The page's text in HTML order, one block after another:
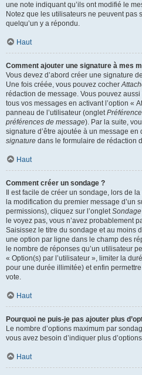
une note indiquant qu’ils ont modifié le
Notez que les utilisateurs ne peuvent pas
quelqu’un y a répondu.
Haut
Comment ajouter une signature à mes
Vous devez d’abord créer une signature
Une fois créée, vous pouvez cocher
rédaction de message. Vous pouvez
tous vos messages en activant l’option «
panneau de l’utilisateur (onglet
préférences de message). Par la suite,
signature d’être ajoutée à un message
signature dans le formulaire de rédaction
Haut
Comment créer un sondage ?
Il est facile de créer un sondage, lors de
la modification du premier message d’un
permissions), cliquez sur l’ongletSondage
le voyez pas, vous n’avez probablement
Saisissez le titre du sondage et au moins
une option par ligne dans le champ des
le nombre de réponses qu’un utilisateur
« Option(s) par l’utilisateur », limiter la
pour une durée illimitée) et enfin
vote.
Haut
Pourquoi ne puis-je pas ajouter plus
Le nombre d’options maximum par
vous avez besoin d’indiquer plus
Haut